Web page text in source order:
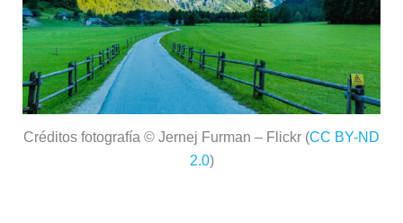
Créditos fotografía © Jernej Furman – Flickr (CC BY-ND
2.0)